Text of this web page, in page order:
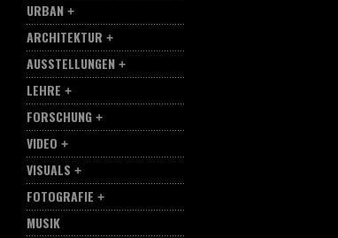
URBAN
ARCHITEKTUR
AUSSTELLUNGEN
LEHRE
FORSCHUNG
VIDEO
VISUALS
FOTOGRAFIE
MUSIK